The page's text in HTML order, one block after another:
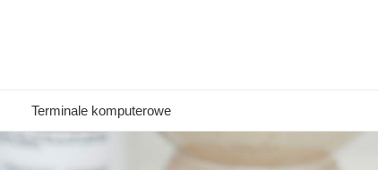
Terminale komputerowe